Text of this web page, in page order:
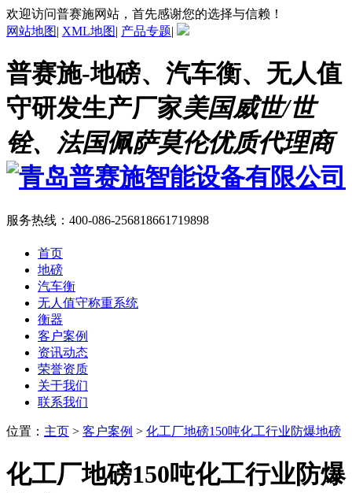
欢迎访问普赛施网站，首先感谢您的选择与信赖！
网站地图| XML地图| 产品专题|
普赛施-地磅、汽车衡、无人值
守研发生产厂家美国威世/世
铨、法国佩萨莫伦优质代理商
服务热线： 400-086-256818661719898
首页
地磅
汽车衡
无人值守称重系统
衡器
客户案例
资讯动态
荣誉资质
关于我们
联系我们
位置 ： 主页 > 客户案例 > 化工厂地磅150吨化工行业防爆地磅
化工厂地磅150吨化工行业防爆